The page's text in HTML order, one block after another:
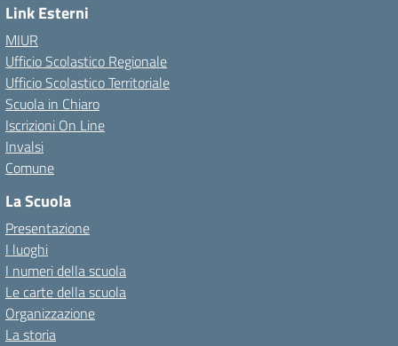
Link Esterni
MIUR
Ufficio Scolastico Regionale
Ufficio Scolastico Territoriale
Scuola in Chiaro
Iscrizioni On Line
Invalsi
Comune
La Scuola
Presentazione
I luoghi
I numeri della scuola
Le carte della scuola
Organizzazione
La storia